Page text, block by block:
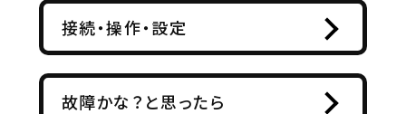
接続・操作・設定
故障かな？と思ったら